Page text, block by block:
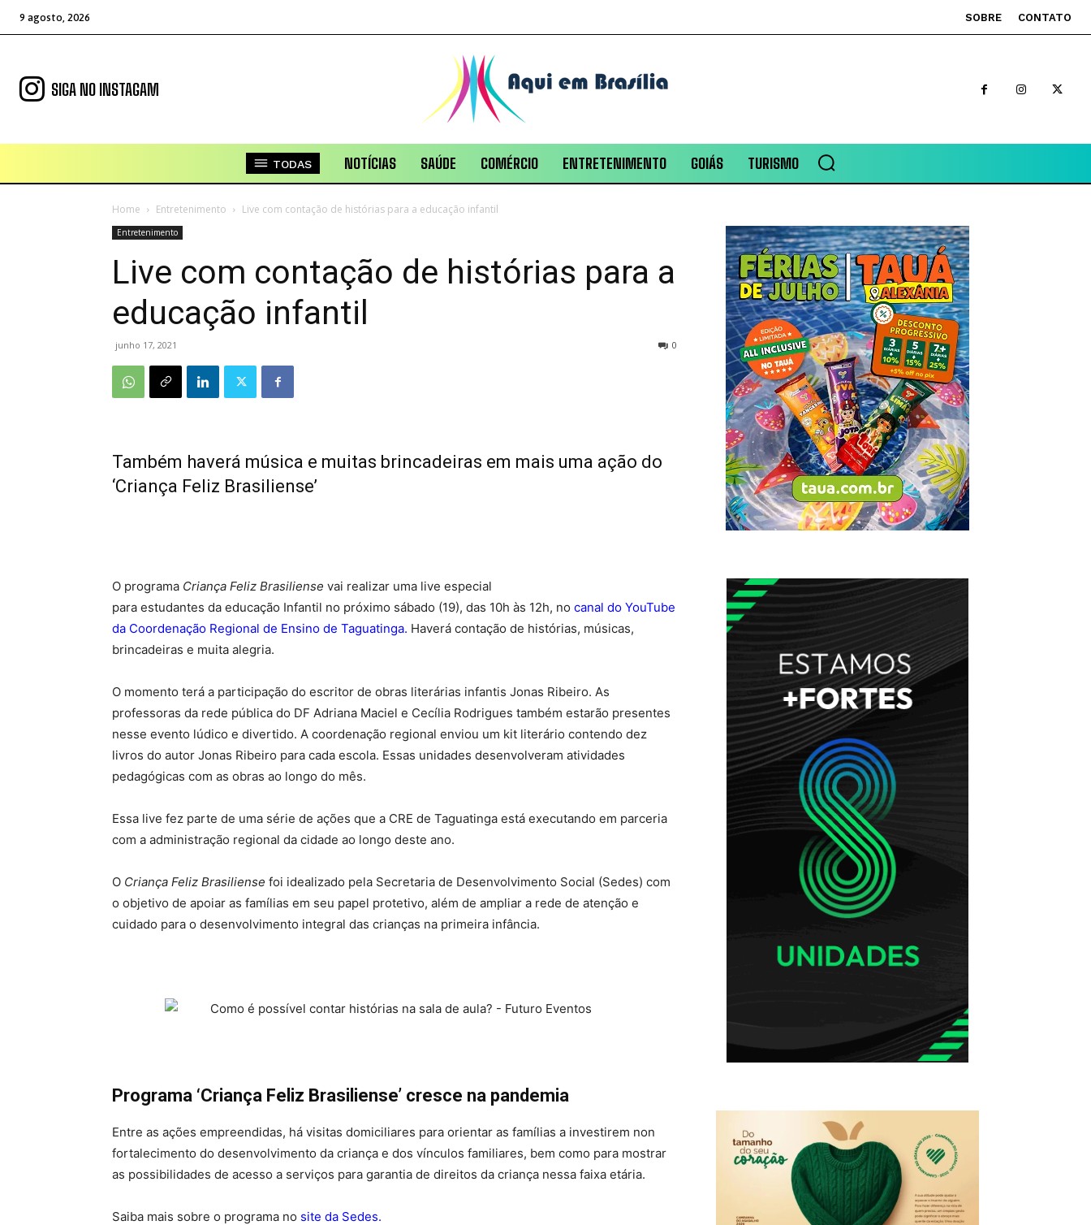
9 agosto, 2026 SOBRE CONTATO
SIGA NO INSTAGAM
TODAS NOTÍCIAS SAÚDE COMÉRCIO ENTRETENIMENTO GOIÁS TURISMO
Home Entretenimento Live com contação de histórias para a educação infantil
Entretenimento
Live com contação de histórias para a
educação infantil
junho 17, 2021 0
Também haverá música e muitas brincadeiras em mais uma ação do
‘Criança Feliz Brasiliense’
O programa Criança Feliz Brasiliense vai realizar uma live especial
para estudantes da educação Infantil no próximo sábado (19), das 10h às 12h, no canal do YouTube
da Coordenação Regional de Ensino de Taguatinga. Haverá contação de histórias, músicas,
brincadeiras e muita alegria.
O momento terá a participação do escritor de obras literárias infantis Jonas Ribeiro. As
professoras da rede pública do DF Adriana Maciel e Cecília Rodrigues também estarão presentes
nesse evento lúdico e divertido. A coordenação regional enviou um kit literário contendo dez
livros do autor Jonas Ribeiro para cada escola. Essas unidades desenvolveram atividades
pedagógicas com as obras ao longo do mês.
Essa live fez parte de uma série de ações que a CRE de Taguatinga está executando em parceria
com a administração regional da cidade ao longo deste ano.
O Criança Feliz Brasiliense foi idealizado pela Secretaria de Desenvolvimento Social (Sedes) com
o objetivo de apoiar as famílias em seu papel protetivo, além de ampliar a rede de atenção e
cuidado para o desenvolvimento integral das crianças na primeira infância.
Programa ‘Criança Feliz Brasiliense’ cresce na pandemia
Entre as ações empreendidas, há visitas domiciliares para orientar as famílias a investirem non
fortalecimento do desenvolvimento da criança e dos vínculos familiares, bem como para mostrar
as possibilidades de acesso a serviços para garantia de direitos da criança nessa faixa etária.
Saiba mais sobre o programa no site da Sedes.